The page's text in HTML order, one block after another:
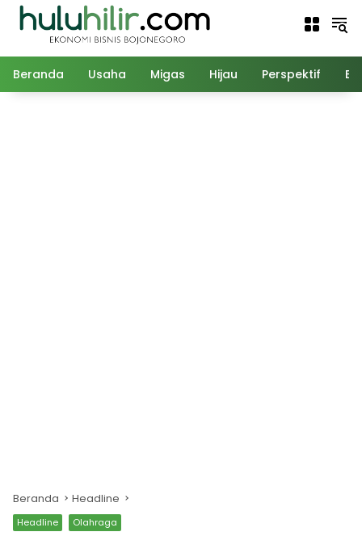
Langsung
Beranda Usaha Migas Hijau Perspektif
Beranda Headline
Headline Olahraga